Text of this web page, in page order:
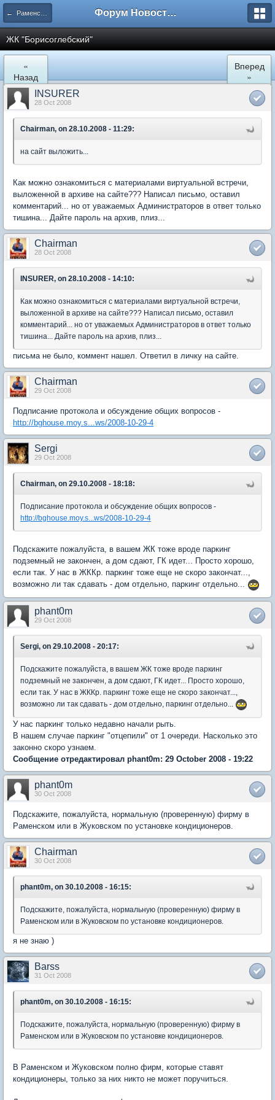
← Раменское Форум Новостройки
ЖК "Борисоглебский"
«
Назад
Вперед
»
INSURER
28 Oct 2008
Chairman, on 28.10.2008 - 11:29:
на сайт выложить...
Как можно ознакомиться с материалами виртуальной встречи,
выложенной в архиве на сайте??? Написал письмо, оставил
комментарий... но от уважаемых Администраторов в ответ только
тишина... Дайте пароль на архив, плиз...
Chairman
28 Oct 2008
INSURER, on 28.10.2008 - 14:10:
Как можно ознакомиться с материалами виртуальной встречи,
выложенной в архиве на сайте??? Написал письмо, оставил
комментарий... но от уважаемых Администраторов в ответ только
тишина... Дайте пароль на архив, плиз...
письма не было, коммент нашел. Ответил в личку на сайте.
Chairman
29 Oct 2008
Подписание протокола и обсуждение общих вопросов -
http://bghouse.moy.s...ws/2008-10-29-4
Sergi
29 Oct 2008
Chairman, on 29.10.2008 - 18:18:
Подписание протокола и обсуждение общих вопросов -
http://bghouse.moy.s...ws/2008-10-29-4
Подскажите пожалуйста, в вашем ЖК тоже вроде паркинг
подземный не закончен, а дом сдают, ГК идет... Просто хорошо,
если так. У нас в ЖККр. паркинг тоже еще не скоро закончат...,
возможно ли так сдавать - дом отдельно, паркинг отдельно...
phant0m
29 Oct 2008
Sergi, on 29.10.2008 - 20:17:
Подскажите пожалуйста, в вашем ЖК тоже вроде паркинг
подземный не закончен, а дом сдают, ГК идет... Просто хорошо,
если так. У нас в ЖККр. паркинг тоже еще не скоро закончат...,
возможно ли так сдавать - дом отдельно, паркинг отдельно...
У нас паркинг только недавно начали рыть.
В нашем случае паркинг "отцепили" от 1 очереди. Насколько это
законно скоро узнаем.
Сообщение отредактировал phant0m: 29 October 2008 - 19:22
phant0m
30 Oct 2008
Подскажите, пожалуйста, нормальную (проверенную) фирму в
Раменском или в Жуковском по установке кондиционеров.
Chairman
30 Oct 2008
phant0m, on 30.10.2008 - 16:15:
Подскажите, пожалуйста, нормальную (проверенную) фирму в
Раменском или в Жуковском по установке кондиционеров.
я не знаю )
Barss
31 Oct 2008
phant0m, on 30.10.2008 - 16:15:
Подскажите, пожалуйста, нормальную (проверенную) фирму в
Раменском или в Жуковском по установке кондиционеров.
В Раменском и Жуковском полно фирм, которые ставят
кондиционеры, только за них никто не может поручиться.